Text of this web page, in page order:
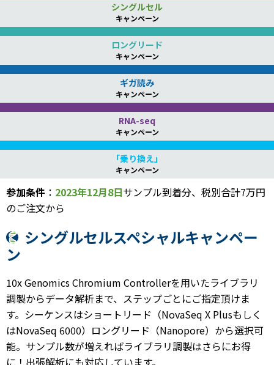
シングルセル
キャンペーン
ロングリード
キャンペーン
ギガ読み
キャンペーン
RNA-seq
キャンペーン
「乗り換え」
キャンペーン
参加条件 ： 2023年12月8日サンプル到着分、税別合計7万円
のご注文から
シングルセルスペシャルキャンペー
ン
10x Genomics Chromium Controllerを用いたライブラリ
調製からデータ解析まで、ステップごとにご指定頂けま
す。シーケンスはショートリード（NovaSeq X Plusもしく
はNovaSeq 6000）ロングリード（Nanopore）から選択可
能。サンプル数が増えればライブラリ調製はさらにお得
に！出張解析にも対応しています。